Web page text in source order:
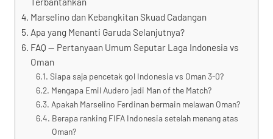
Marselino dan Kebangkitan Skuad Cadangan
Apa yang Menanti Garuda Selanjutnya?
FAQ — Pertanyaan Umum Seputar Laga Indonesia vs
Oman
Siapa saja pencetak gol Indonesia vs Oman 3-0?
Mengapa Emil Audero jadi Man of the Match?
Apakah Marselino Ferdinan bermain melawan Oman?
Berapa ranking FIFA Indonesia setelah menang atas
Oman?